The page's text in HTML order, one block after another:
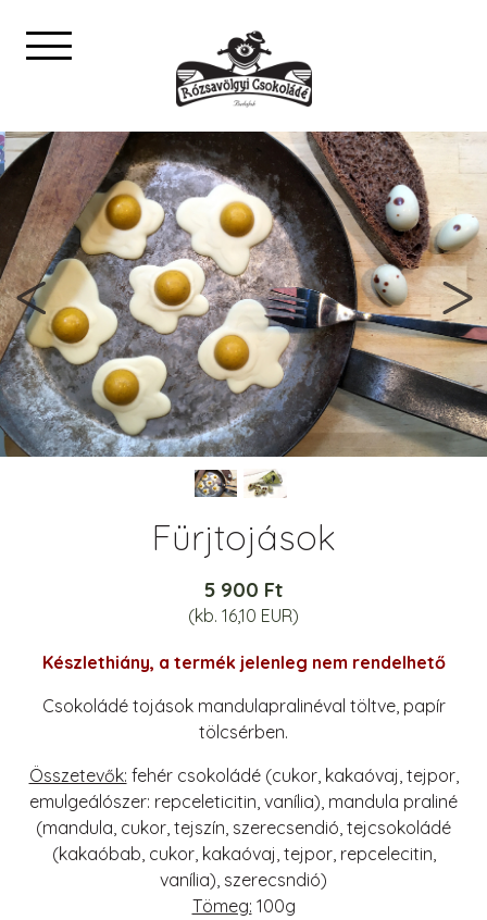
Fürjtojások
5 900 Ft
(kb. 16,10 EUR)
Készlethiány, a termék jelenleg nem rendelhető
Csokoládé tojások mandulapralinéval töltve, papír
tölcsérben.
Összetevők: fehér csokoládé (cukor, kakaóvaj, tejpor,
emulgeálószer: repceleticitin, vanília), mandula praliné
(mandula, cukor, tejszín, szerecsendió, tejcsokoládé
(kakaóbab, cukor, kakaóvaj, tejpor, repcelecitin,
vanília), szerecsndió)
Tömeg: 100g